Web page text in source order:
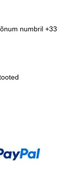
numbril +33